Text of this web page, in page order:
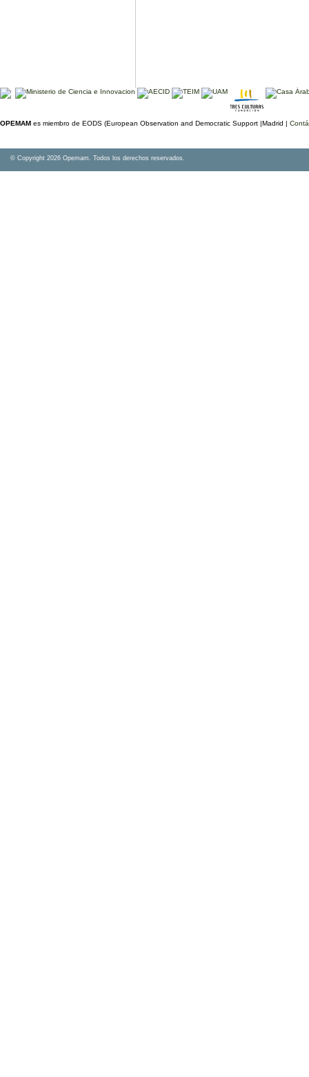
OPEMAM es miembro de EODS (European Observation and Democratic Support |Madrid |
© Copyright 2026 Opemam. Todos los derechos reservados.